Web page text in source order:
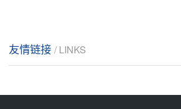
友情链接 / LINKS